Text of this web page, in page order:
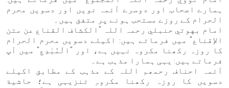
ہمارے اصحاب اور دوسرے آئمہ نویں اور دسویں محرم
الحرام کے روزے مستحب ہونے پر متفق ہیں۔
امام بهوتي حنبلي رحمہ اللہ "الكشاف القناع عن متن
الإقناع" میں فرماتے ہیں: اکیلے دسویں محرم الحرام
کا روزہ رکھنا مکروہ نہیں ہے، اور "الْمُبْدِعِ" میں آپ
فرماتے ہیں: یہی ہمارا مذہب ہے۔
آئمہ احناف رحمھم اللہ کے مذہب کے مطابق اکیلے
دسویں کا روزہ رکھنا مکروہِ تنزیہی ہے؛ حاشية